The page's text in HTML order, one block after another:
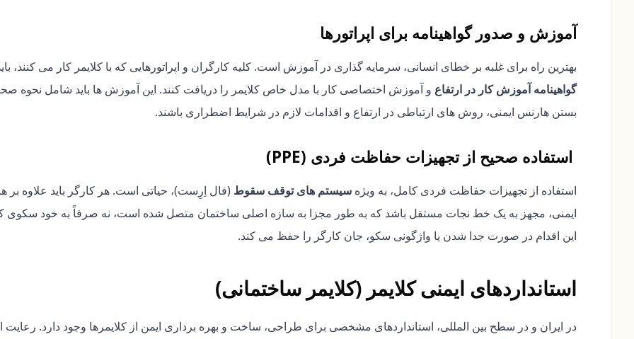
آموزش و صدور گواهینامه برای اپراتورها
بهترین راه برای غلبه بر خطای انسانی، سرمایه گذاری در آموزش است. کلیه کارگران و اپراتورهایی که با کلایمر کار می کنند،
گواهینامه آموزش کار در ارتفاع و آموزش اختصاصی کار با مدل خاص کلایمر را دریافت کنند. این آموزش ها باید شامل نحوه
بستن هارنس ایمنی، روش های ارتباطی در ارتفاع و اقدامات لازم در شرایط اضطراری باشند.
استفاده صحیح از تجهیزات حفاظت فردی (PPE)
استفاده از تجهیزات حفاظت فردی کامل، به ویژه سیستم های توقف سقوط (فال اِرِست)، حیاتی است. هر کارگر باید علاوه بر
ایمنی، مجهز به یک خط نجات مستقل باشد که به طور مجزا به سازه اصلی ساختمان متصل شده است، نه صرفاً به خود سکوی
این اقدام در صورت جدا شدن یا واژگونی سکو، جان کارگر را حفظ می کند.
استانداردهای ایمنی کلایمر (کلایمر ساختمانی)
در ایران و در سطح بین المللی، استانداردهای مشخصی برای طراحی، ساخت و بهره برداری ایمن از کلایمرها وجود دارد. رعایت